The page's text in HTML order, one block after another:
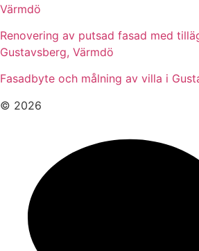
Värmdö
Renovering av putsad fasad med
Gustavsberg, Värmdö
Fasadbyte och målning av villa i
© 2026